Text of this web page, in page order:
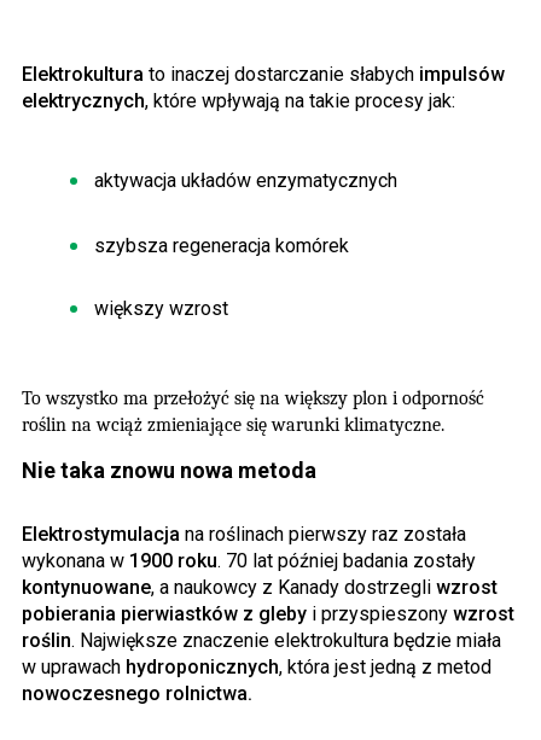
Elektrokultura to inaczej dostarczanie słabych impulsów
elektrycznych, które wpływają na takie procesy jak:
aktywacja układów enzymatycznych
szybsza regeneracja komórek
większy wzrost
To wszystko ma przełożyć się na większy plon i odporność
roślin na wciąż zmieniające sięwarunki klimatyczne.
Nie taka znowu nowa metoda
Elektrostymulacja na roślinach pierwszy raz została
wykonana w 1900 roku. 70 lat później badania zostały
kontynuowane, a naukowcy z Kanady dostrzegli wzrost
pobierania pierwiastków z gleby i przyspieszony wzrost
roślin. Największe znaczenie elektrokultura będzie miała
w uprawach hydroponicznych, która jest jedną z metod
nowoczesnego rolnictwa.